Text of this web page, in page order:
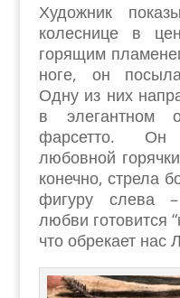
Художник
колеснице в
горящим
ноге, он
Одну из них
в элегантном
фарсетто. Он
любовной
конечно, стрела
фигуру слева
любви готовится
что обрекает нас